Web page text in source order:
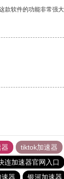
软件的功能非常强
tiktok加速器
连加速器官网入口
器 银河加速器